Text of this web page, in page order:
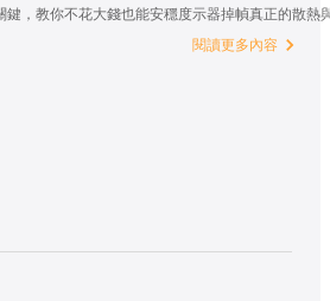
鍵，教你不花大錢也能安穩度示器掉幀真正的散熱
閱讀更多內容